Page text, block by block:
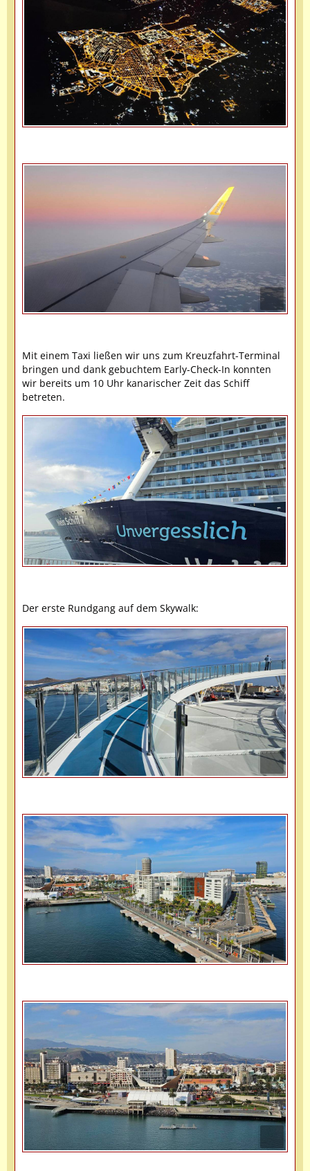
Mit einem Taxi ließen wir uns zum Kreuzfahrt-Terminal
bringen und dank gebuchtem Early-Check-In konnten
wir bereits um 10 Uhr kanarischer Zeit das Schiff
betreten.
Der erste Rundgang auf dem Skywalk: